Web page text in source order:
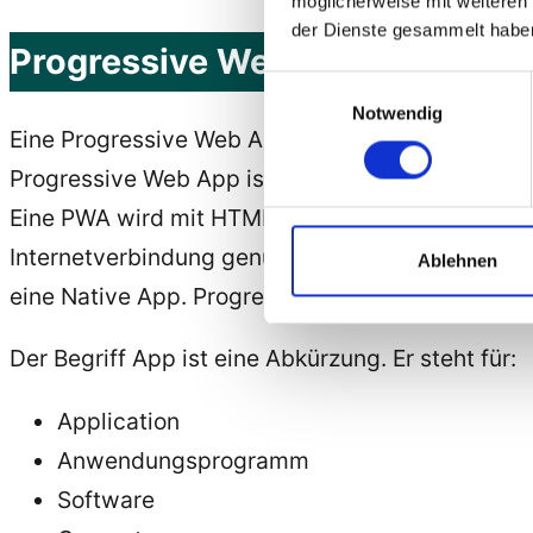
der Dienste gesammelt
Notwendig
Ablehnen
Progressive Web App – Was ist
Eine Progressive Web App ist eine Webseite,
Progressive Web App ist PWA.
Eine PWA wird mit HTML, CSS und Javascript
Internetverbindung genutzt werden können.
eine Native App. Progressive Web Apps sind
Der Begriff App ist eine Abkürzung. Er steht für:
Application
Anwendungsprogramm
Software